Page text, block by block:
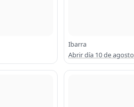
Ibarra
Abrir día 10 de agosto